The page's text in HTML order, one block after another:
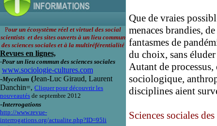
Pour un écosystème réel et virtuel des social
scientists et des sites ouverts à un lieu commun
des sciences sociales et à la multiréférentialité
Revues en lignes,
-Pour un lieu commun des sciences sociales
www.sociologie-cultures.com
-Mycelium (Jean-Luc Giraud, Laurent
Danchin=, Cliquer pour découvrir les
nouveautés de septembre 2012
-Interrogations
http://www.revue-
interrogations.org/actualite.php?ID=95li
Que de vraies
menaces brandies,
fantasmes de
du choix, sans
Autant de
sociologique,
disciplines aient
Sciences sociales